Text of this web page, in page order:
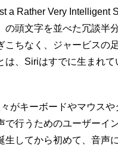
a Rather Very Intelligent
の頭文字を並べた冗談半
こちなく、ジャービスの
は、Siriはすでに生まれ
がキーボードやマウスや
で行うためのユーザーイ
生してから初めて、音声